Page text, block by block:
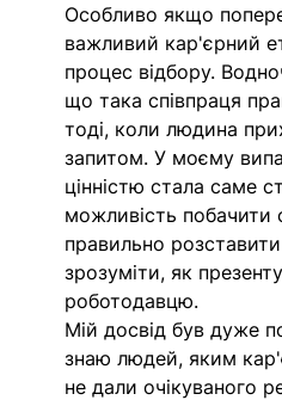
Особливо якщо
важливий кар'єрний
процес відбору.
що така співпраця
тоді, коли людина
запитом. У моєму
цінністю стала саме
можливість побачити
правильно
зрозуміти, як
роботодавцю.
Мій досвід був дуже
знаю людей, яким
не дали очікуваного